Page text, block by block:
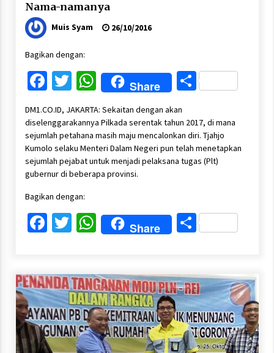
Nama-namanya
Muis Syam 26/10/2016
Bagikan dengan:
Facebook
Twitter
WhatsApp
Share Share
DM1.CO.ID, JAKARTA: Sekaitan dengan akan
diselenggarakannya Pilkada serentak tahun 2017, di mana
sejumlah petahana masih maju mencalonkan diri. Tjahjo
Kumolo selaku Menteri Dalam Negeri pun telah menetapkan
sejumlah pejabat untuk menjadi pelaksana tugas (Plt)
gubernur di beberapa provinsi.
Bagikan dengan:
Facebook
Twitter
WhatsApp
Share Share